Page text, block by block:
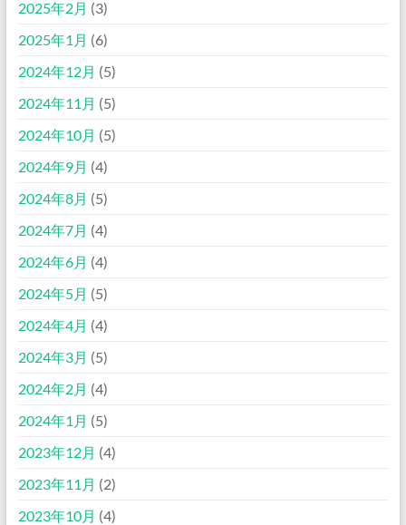
2025年2月 (3)
2025年1月 (6)
2024年12月 (5)
2024年11月 (5)
2024年10月 (5)
2024年9月 (4)
2024年8月 (5)
2024年7月 (4)
2024年6月 (4)
2024年5月 (5)
2024年4月 (4)
2024年3月 (5)
2024年2月 (4)
2024年1月 (5)
2023年12月 (4)
2023年11月 (2)
2023年10月 (4)